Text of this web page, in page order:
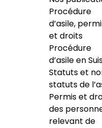
Procédure
d’asile,
et droits
Procédure
d’asile en
Statuts et
statuts de
Permis et
des
relevant de